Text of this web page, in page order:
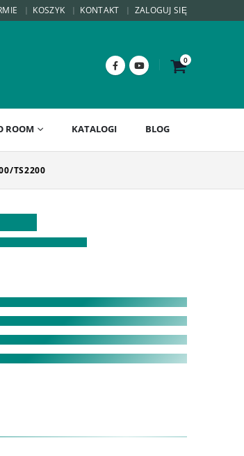
KOSZYK KONTAKT ZALOGUJ SIĘ
0
ROOM KATALOGI BLOG
TS2200